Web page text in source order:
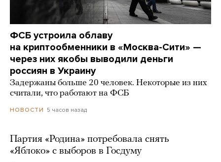
ФСБ устроила облаву
на криптообменники в «Москва-Сити» —
через них якобы выводили деньги
россиян в Украину
Задержаны больше 20 человек. Некоторые из них
считали, что работают на ФСБ
НОВОСТИ 5 часов назад
Партия «Родина» потребовала снять
«Яблоко» с выборов в Госдуму